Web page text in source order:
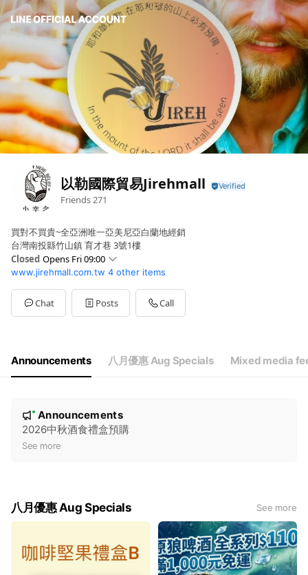
以勒國際貿易Jirehmall
Friends271
買對不買貴~全亞洲唯一亞美尼亞白蘭地經銷
台灣南投縣竹山鎮 育才巷 3號1樓
Closed Opens Fri 09:00
SunClosed
Mon09:00 - 18:00
Tue09:00 - 18:00
Wed09:00 - 18:00
每週六日及國定假日公休
www.jirehmall.com.tw 4 other items
Chat Posts Call
Announcements 八月優惠 Aug Specials Mixed media
e
New
Announcements
2026中秋酒食禮盒預購
See more
八月優惠 Aug Specials See more